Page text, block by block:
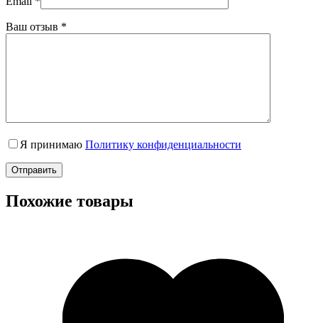
Ваш отзыв *
Я принимаю Политику конфиденциальности
Отправить
Похожие товары